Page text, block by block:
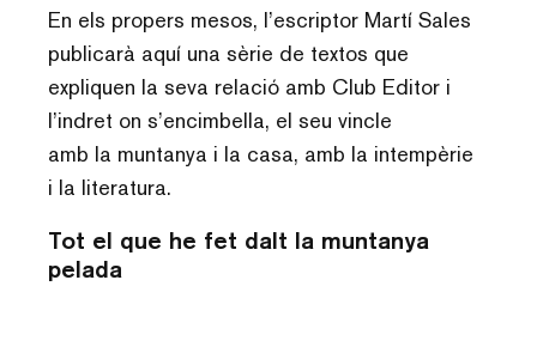
En els propers mesos, l’escriptor Martí Sales
publicarà aquí una sèrie de textos que
expliquen la seva relació amb Club Editor i
l’indret on s’encimbella, el seu vincle
amb la muntanya i la casa, amb la intempèrie
i la literatura.
Tot el que he fet dalt la muntanya
pelada